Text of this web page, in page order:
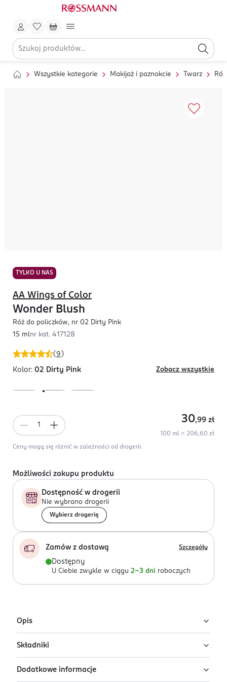
Wszystkie kategorie Makijaż i paznokcie Twarz
TYLKO U NAS
(9 )
AA Wings of Color
Wonder Blush
Róż do policzków, nr 02 Dirty Pink
15 mlnr kat. 417128
Kolor: 02 Dirty Pink Zobacz wszystkie
30,99 zł
100 ml = 206,60 zł
Ceny mogą się różnić w zależności od drogerii.
Możliwości zakupu produktu
Dostępność w drogerii
Nie wybrano drogerii
Wybierz drogerię
Zamów z dostawą Szczegóły
Dostępny
U Ciebie zwykle w ciągu 2-3 dni roboczych
Opis
Długotrwały róż w kremie Wonder Blush w odcieniu 02
Dirty Pink:
Podkreślenie kości policzkowych
Składniki
Ingredients: Aqua, Isododecane, Boron Nitride,
Dodatkowe informacje